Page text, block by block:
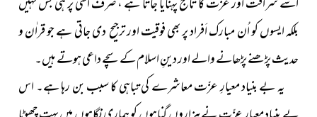
بلکہ ایسوں کو اُن مبارک اَفراد پر بھی فوقیت اور ترجیح دی جاتی ہے جو قراٰن و
حدیث پڑھنے پڑھانے والے اور دینِ اسلام کے سچے داعی ہوتے ہیں۔
یہ بے بنیاد معیارِ عزّت معاشرے کی تباہی کا سبب بنرہاہے۔ اس